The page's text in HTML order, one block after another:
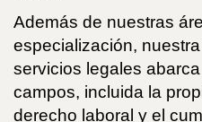
Además de nuestras
especialización,
servicios legales
campos, incluida la
derecho laboral y el